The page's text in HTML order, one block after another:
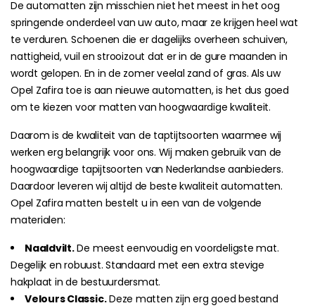
De automatten zijn misschien niet het meest in het oog
springende onderdeel van uw auto, maar ze krijgen heel wat
te verduren. Schoenen die er dagelijks overheen schuiven,
nattigheid, vuil en strooizout dat er in de gure maanden in
wordt gelopen. En in de zomer veelal zand of gras. Als uw
Opel Zafira toe is aan nieuwe automatten, is het dus goed
om te kiezen voor matten van hoogwaardige kwaliteit.
Daarom is de kwaliteit van de taptijtsoorten waarmee wij
werken erg belangrijk voor ons. Wij maken gebruik van de
hoogwaardige tapijtsoorten van Nederlandse aanbieders.
Daardoor leveren wij altijd de beste kwaliteit automatten.
Opel Zafira matten bestelt u in een van de volgende
materialen:
Naaldvilt.De meest eenvoudig en voordeligste mat.
Degelijk en robuust. Standaard met een extra stevige
hakplaat in de bestuurdersmat.
Velours Classic.Deze matten zijn erg goed bestand